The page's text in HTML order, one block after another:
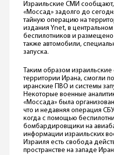
Израильские СМИ сообщают,
«Моссад» задолго до
тайную операцию на
издания Ynet, в
беспилотников и
также автомобили,
запуска.
Таким образом
территории Ирана, смогли
иранские ПВО и системы
Некоторые военные
«Моссада» была
что и недавняя операция
когда с помощью
бомбардировщики на
информации израильских
Израиля есть свобода
пространстве на западе